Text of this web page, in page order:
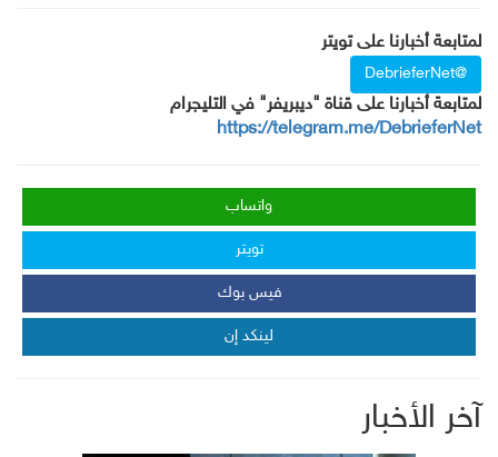
لمتابعة أخبارنا على تويتر
@DebrieferNet
لمتابعة أخبارنا على قناة "ديبريفر" في التليجرام
https://telegram.me/DebrieferNet
واتساب
تويتر
فيس بوك
لينكد إن
آخر الأخبار